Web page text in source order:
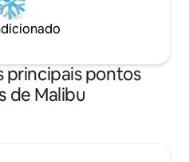
principais pontos
de Malibu